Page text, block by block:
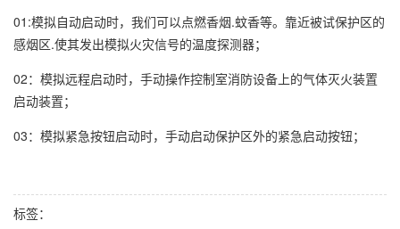
01:模拟自动启动时，我们可以点燃香烟.蚊香等。靠近被试保护区的
感烟区.使其发出模拟火灾信号的温度探测器；
02：模拟远程启动时，手动操作控制室消防设备上的气体灭火装置
启动装置；
03：模拟紧急按钮启动时，手动启动保护区外的紧急启动按钮；
标签：